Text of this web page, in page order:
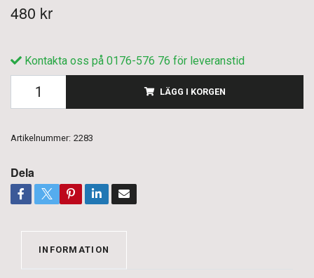
480 kr
Kontakta oss på 0176-576 76 för leveranstid
LÄGG I KORGEN
Artikelnummer: 2283
Dela
INFORMATION